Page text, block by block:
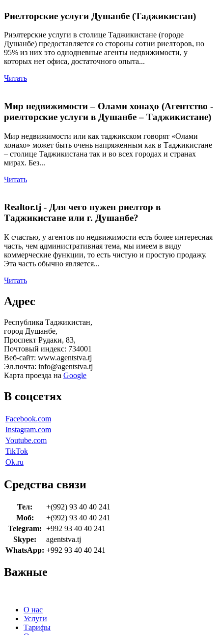
Риелторские услуги Душанбе (Таджикистан)
Риэлтерские услуги в столице Таджикистане (городе
Душанбе) предоставляется со стороны сотни риелторов, но
95% из них это однодневные агенты недвижимости, у
которых нет офиса, достаточного опыта...
Читать
Мир недвижимости – Олами хонаҳо (Агентство -
риелторские услуги в Душанбе – Таджикистане)
Мир недвижимости или как таджикском говорят «Олами
хонахо» может быть очень напряженным как в Таджикистане
– столице Таджикистана так и во всех городах и странах
мирах. Без...
Читать
Realtor.tj - Для чего нужен риелтор в
Таджикистане или г. Душанбе?
К счастью, у агентов по недвижимости есть более интересная
часть, чем административная тема, мы имеем в виду
коммерческие функции, то есть чистую и простую продажу.
Эта часть обычно является...
Читать
Адрес
Республика Таджикистан,
город Душанбе,
Проспект Рудаки, 83,
Почтовый индекс: 734001
Веб-сайт: www.agentstva.tj
Эл.почта: info@agentstva.tj
Карта проезда на Google
В соцсетях
Facebook.com
Instagram.com
Youtube.com
TikTok
Ok.ru
Средства связи
Тел:
+(992) 93 40 40 241
Моб:
+(992) 93 40 40 241
Telegram: +992 93 40 40 241
Skype:
agentstva.tj
WhatsApp: +992 93 40 40 241
Важные
О нас
Услуги
Тарифы